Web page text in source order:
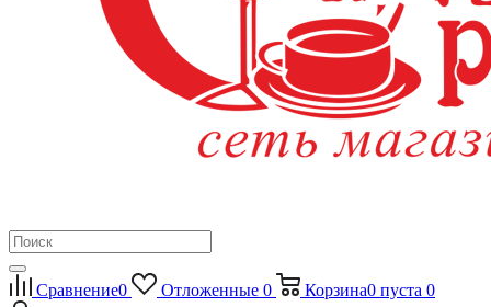
Сравнение0 Отложенные 0 Корзина0 пуста 0